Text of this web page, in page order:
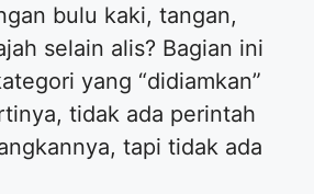
bulu kaki, tangan,
selain alis? Bagian ini
yang “didiamkan”
tidak ada perintah
tapi tidak ada